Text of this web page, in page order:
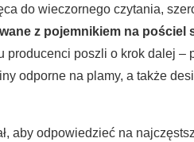
do wieczornego czytania,
z pojemnikiem na pościel
producenci poszli o krok dalej –
odporne na plamy, a także
aby odpowiedzieć na